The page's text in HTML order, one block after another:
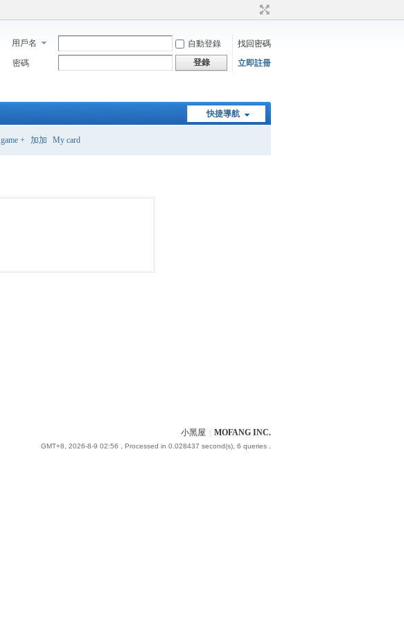
用戶名 自動登錄
找回密碼
密碼
登錄 立即註冊
快捷導航
game + 加加 My card
小黑屋 MOFANG INC.
GMT+8, 2026-8-9 02:56 , Processed in 0.028437 second(s), 6 queries .